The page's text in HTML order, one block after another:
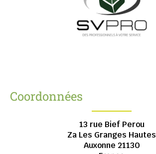
Coordonnées
13 rue Bief Perou
Za Les Granges Hautes
Auxonne 21130